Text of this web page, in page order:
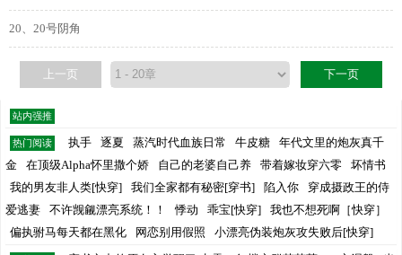
20、20号阴角
上一页 下一页
站内强推
热门阅读 执手 逐夏 蒸汽时代血族日常 牛皮糖
年代文里的炮灰真千
金
在顶级Alpha怀里撒个娇 自己的老婆自己养 带着嫁妆穿六零
坏情书
我的男友非人类[快穿]
我们全家都有秘密[穿书] 陷入你
穿成摄政王的侍
爱逃妻
不许觊觎漂亮系统！！ 悸动 乖宝[快穿]
我也不想死啊［快穿］
偏执驸马每天都在黑化
网恋别用假照 小漂亮伪装炮灰攻失败后[快穿]